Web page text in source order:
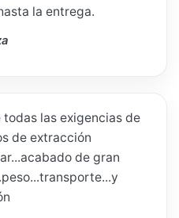
la entrega.
las exigencias de
de extracción
de gran